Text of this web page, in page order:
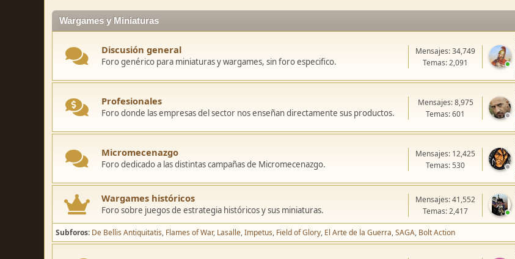
Wargames y Miniaturas
Discusión general
Foro genérico para miniaturas y wargames, sin foro especifico.
Mensajes: 34,749
Temas: 2,091
Profesionales
Foro donde las empresas del sector nos enseñan directamente sus productos.
Mensajes: 8,975
Temas: 601
Micromecenazgo
Foro dedicado a las distintas campañas de Micromecenazgo.
Mensajes: 12,425
Temas: 530
Wargames históricos
Foro sobre juegos de estrategia históricos y sus miniaturas.
Mensajes: 41,552
Temas: 2,417
Subforos De Bellis Antiquitatis Flames of War Lasalle Impetus Field of Glory El Arte de la Guerra SAGA Bolt Action